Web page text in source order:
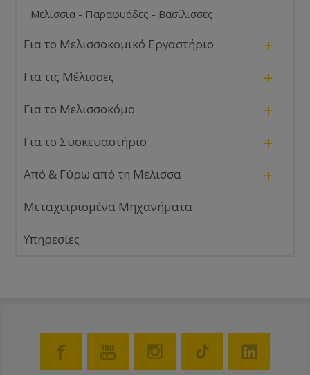
Μελίσσια - Παραφυάδες - Βασίλισσες
Για το Μελισσοκομικό Εργαστήριο +
Για τις Μέλισσες +
Για το Μελισσοκόμο +
Για το Συσκευαστήριο +
Από & Γύρω από τη Μέλισσα +
Μεταχειρισμένα Μηχανήματα
Υπηρεσίες